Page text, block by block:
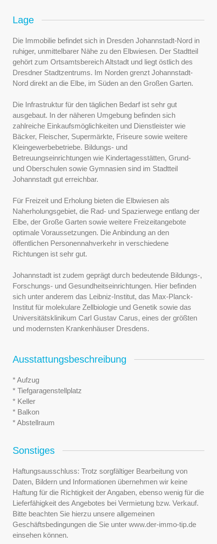
Lage
Die Immobilie befindet sich in Dresden Johannstadt-Nord in
ruhiger, unmittelbarer Nähe zu den Elbwiesen. Der Stadtteil
gehört zum Ortsamtsbereich Altstadt und liegt östlich des
Dresdner Stadtzentrums. Im Norden grenzt Johannstadt-
Nord direkt an die Elbe, im Süden an den Großen Garten.
Die Infrastruktur für den täglichen Bedarf ist sehr gut
ausgebaut. In der näheren Umgebung befinden sich
zahlreiche Einkaufsmöglichkeiten und Dienstleister wie
Bäcker, Fleischer, Supermärkte, Friseure sowie weitere
Kleingewerbebetriebe. Bildungs- und
Betreuungseinrichtungen wie Kindertagesstätten, Grund-
und Oberschulen sowie Gymnasien sind im Stadtteil
Johannstadt gut erreichbar.
Für Freizeit und Erholung bieten die Elbwiesen als
Naherholungsgebiet, die Rad- und Spazierwege entlang der
Elbe, der Große Garten sowie weitere Freizeitangebote
optimale Voraussetzungen. Die Anbindung an den
öffentlichen Personennahverkehr in verschiedene
Richtungen ist sehr gut.
Johannstadt ist zudem geprägt durch bedeutende Bildungs-,
Forschungs- und Gesundheitseinrichtungen. Hier befinden
sich unter anderem das Leibniz-Institut, das Max-Planck-
Institut für molekulare Zellbiologie und Genetik sowie das
Universitätsklinikum Carl Gustav Carus, eines der größten
und modernsten Krankenhäuser Dresdens.
Ausstattungsbeschreibung
* Aufzug
* Tiefgaragenstellplatz
* Keller
* Balkon
* Abstellraum
Sonstiges
Haftungsausschluss: Trotz sorgfältiger Bearbeitung von
Daten, Bildern und Informationen übernehmen wir keine
Haftung für die Richtigkeit der Angaben, ebenso wenig für die
Lieferfähigkeit des Angebotes bei Vermietung bzw. Verkauf.
Bitte beachten Sie hierzu unsere allgemeinen
Geschäftsbedingungen die Sie unter www.der-immo-tip.de
einsehen können.